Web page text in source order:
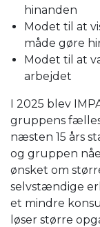
hinanden
Modet til at
måde gøre
Modet til at
arbejdet
I 2025 blev
gruppens
næsten 15 års
og gruppen
ønsket om
selvstændige
et mindre
løser større